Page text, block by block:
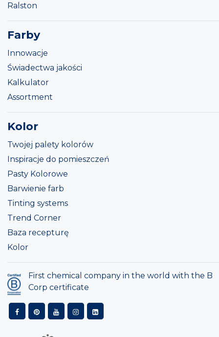
Ralston
Farby
Innowacje
Świadectwa jakości
Kalkulator
Assortment
Kolor
Twojej palety kolorów
Inspiracje do pomieszczeń
Pasty Kolorowe
Barwienie farb
Tinting systems
Trend Corner
Baza recepturę
Kolor
First chemical company in the world with the B
Corp certificate